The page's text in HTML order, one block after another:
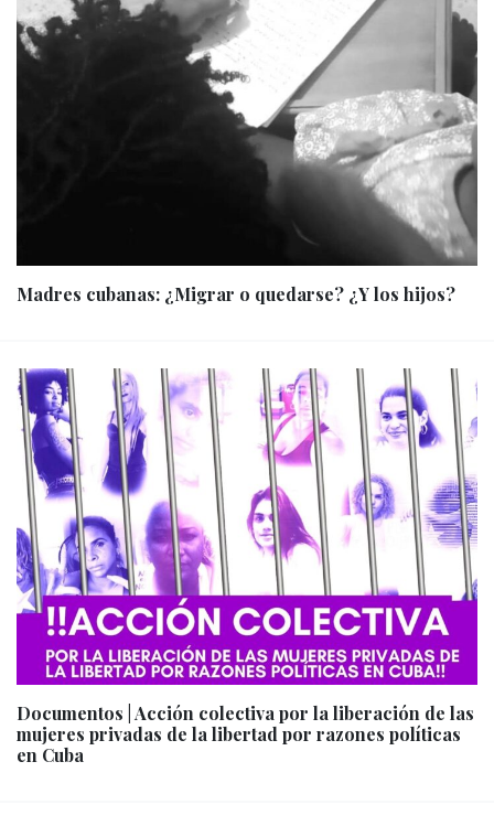
Madres cubanas: ¿Migrar o quedarse? ¿Y los hijos?
Documentos | Acción colectiva por la liberación de las
mujeres privadas de la libertad por razones políticas
en Cuba